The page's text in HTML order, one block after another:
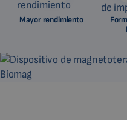
Mayor rendimiento